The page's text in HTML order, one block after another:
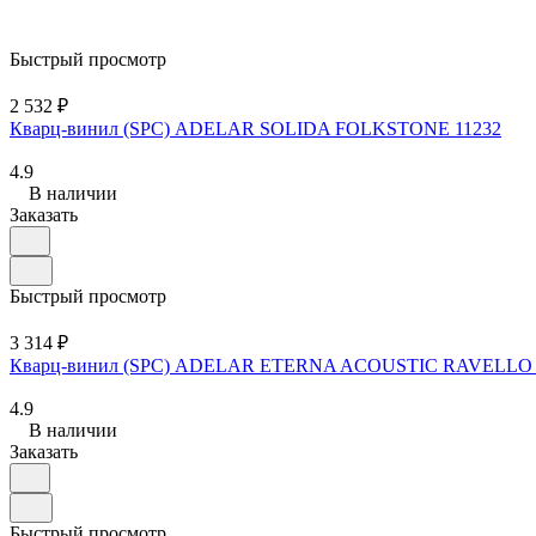
Быстрый просмотр
2 532 ₽
Кварц-винил (SPC) ADELAR SOLIDA FOLKSTONE 11232
4.9
В наличии
Заказать
Быстрый просмотр
3 314 ₽
Кварц-винил (SPC) ADELAR ETERNA ACOUSTIC RAVELLO
4.9
В наличии
Заказать